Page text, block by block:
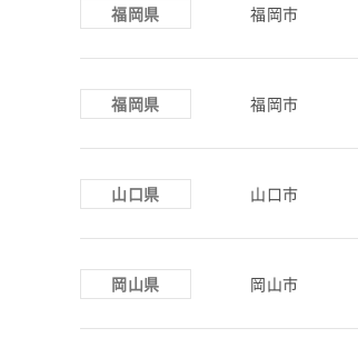
福岡県 福岡市
福岡県 福岡市
山口県 山口市
岡山県 岡山市